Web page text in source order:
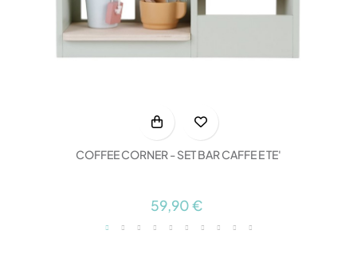
COFFEE CORNER - SET BAR CAFFE E TE'
59,90 €